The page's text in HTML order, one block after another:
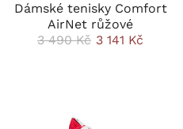
Dámské tenisky Comfort
AirNet růžové
3 490 Kč 3 141 Kč